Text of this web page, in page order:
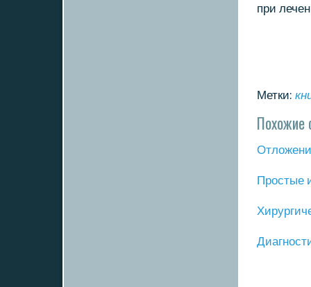
при
Метки:
Похожие
Прοстые